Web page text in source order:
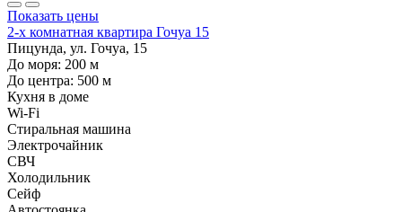
Показать цены
2-х комнатная квартира Гочуа 15
Пицунда, ул. Гочуа, 15
До моря: 200 м
До центра: 500 м
Кухня в доме
Wi-Fi
Стиральная машина
Электрочайник
СВЧ
Холодильник
Сейф